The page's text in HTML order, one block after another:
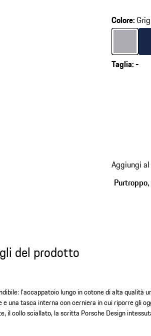
Colore:
ColoreGrigio
Taglia:-
Aggiungi
del prodotto
l'accappatoio lungo in cotone di alta qualità
una tasca interna con cerniera in cui riporre gli
il collo sciallato, la scritta Porsche Design